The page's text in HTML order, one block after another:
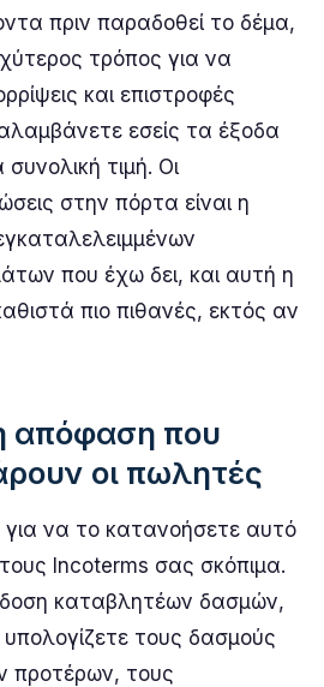
πριν παραδοθεί το δέμα,
τρόπος για να
και επιστροφές
εσείς τα έξοδα
τιμή. Οι
στην πόρτα είναι η
που έχω δει, και αυτή η
πιο πιθανές, εκτός αν
απόφαση που
οι πωλητές
να το κατανοήσετε αυτό
τους Incoterms σας σκόπιμα.
καταβλητέων δασμών,
υπολογίζετε τους δασμούς
προτέρων, τους